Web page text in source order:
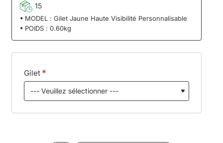
15
MODEL : Gilet Jaune Haute Visibilité Personnalisable
POIDS : 0.60kg
Gilet